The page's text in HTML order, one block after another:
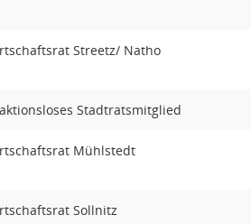
Streetz/ Natho
Stadtratsmitglied
Mühlstedt
Sollnitz